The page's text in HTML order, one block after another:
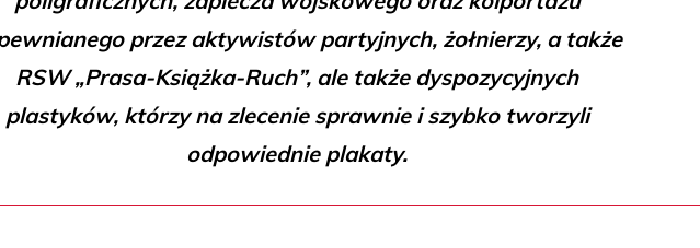
przez aktywistów partyjnych, żołnierzy, a także
RSW „Prasa-Książka-Ruch”, ale także dyspozycyjnych
plastyków, którzy na zlecenie sprawnie i szybko tworzyli
odpowiednie plakaty.